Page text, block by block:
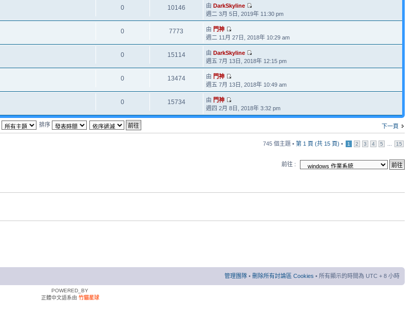
0 10146 由DarkSkyline
週二 3月 5日, 2019年 11:30 pm
0 7773 由 門神
週二 11月 27日, 2018年 10:29 am
0 15114 由DarkSkyline
週五 7月 13日, 2018年 12:15 pm
0 13474 由 門神
週五 7月 13日, 2018年 10:49 am
0 15734 由 門神
週四 2月 8日, 2018年 3:32 pm
下一頁
排序
745 個主題 • 第 1 頁 (共 15 頁) • 1 2 3 4 5 15
前往 :
管理團隊 • 刪除所有討論區 Cookies • 所有顯示的時間為 UTC + 8 小時
POWERED_BY
正體中文語系由 竹貓星球